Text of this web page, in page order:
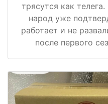
трясутся как
народ уже
работает и не
после первого